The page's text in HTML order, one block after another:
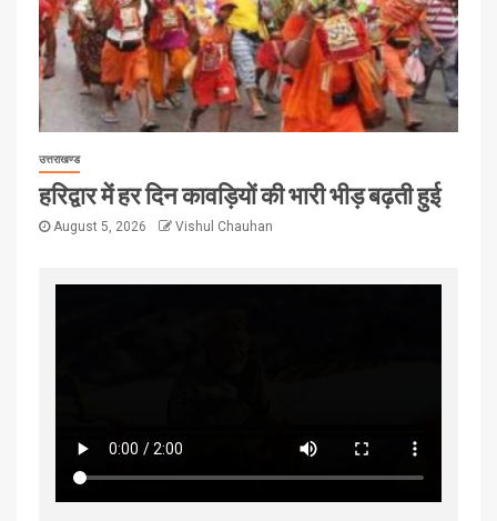
उत्तराखण्ड
हरिद्वार में हर दिन कावड़ियों की भारी भीड़ बढ़ती हुई
August 5, 2026 Vishul Chauhan